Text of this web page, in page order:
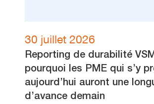
30 juillet 2026
Reporting de durabilité
pourquoi les PME qui s’y
aujourd’hui auront une
d’avance demain